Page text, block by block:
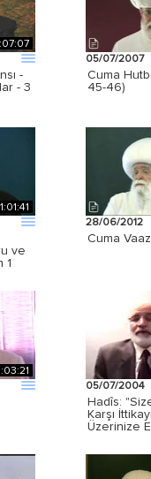
-
- 3
05/07/2007
Cuma
45-46)
ve
1
28/06/2012
Cuma
05/07/2004
Hadîs:
Karşı
Üzerinize